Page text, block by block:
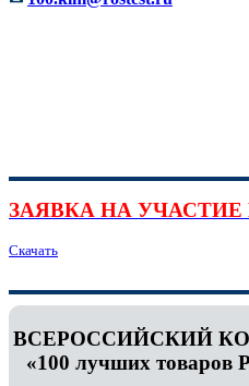
ЗАЯВКА НА
Скачать
ВСЕРОССИЙСКИЙ
«100 лучших товаров